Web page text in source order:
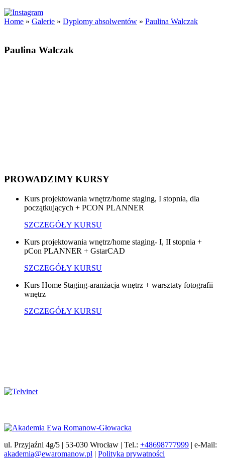
Home » Galerie » Dyplomy absolwentów » Paulina Walczak
Paulina Walczak
PROWADZIMY KURSY
Kurs projektowania wnętrz/home staging, I stopnia, dla
początkujących + PCON PLANNER
SZCZEGÓŁY KURSU
Kurs projektowania wnętrz/home staging- I, II stopnia +
pCon PLANNER + GstarCAD
SZCZEGÓŁY KURSU
Kurs Home Staging-aranżacja wnętrz + warsztaty fotografii
wnętrz
SZCZEGÓŁY KURSU
ul. Przyjaźni 4g/5 | 53-030 Wrocław | Tel.: +48698777999 | e-Mail:
akademia@ewaromanow.pl | Polityka prywatności